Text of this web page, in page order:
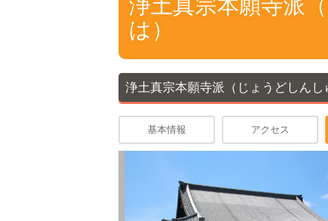
浄土真宗本願寺派
は）
浄土真宗本願寺派（じょうどしんし
基本情報 アクセス